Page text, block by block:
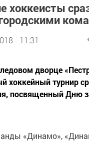
хоккеисты
- 11:31
дворце
хоккейный турнир
посвященный Дню
«Динамо»,